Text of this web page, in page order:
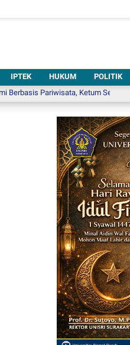
IPTEK HUKUM POLITIK
Pariwisata, Ketum Senkom Mitra